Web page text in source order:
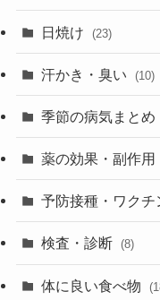
日焼け (23)
汗かき・臭い (10)
季節の病気まとめ
薬の効果・副作用
予防接種・ワクチ
検査・診断 (8)
体に良い食べ物